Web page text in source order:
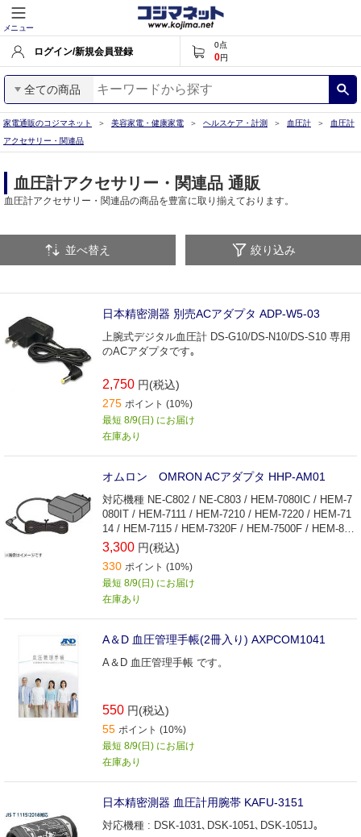
メニュー
ログイン/新規会員登録
0点
0円
全ての商品
家電通販のコジマネット 美容家電・健康家電 ヘルスケア・計測 血圧計
血圧計
アクセサリー・関連品
血圧計アクセサリー・関連品 通販
血圧計アクセサリー・関連品の商品を豊富に取り揃えております。
並べ替え 絞り込み
日本精密測器 別売ACアダプタ ADP-W5-03
上腕式デジタル血圧計 DS-G10/DS-N10/DS-S10 専用
のACアダプタです｡
2,750 円(税込)
275 ポイント (10%)
最短 8/9(日) にお届け
在庫あり
オムロン OMRON ACアダプタ HHP-AM01
対応機種 NE-C802 / NE-C803 / HEM-7080IC / HEM-7
080IT / HEM-7111 / HEM-7210 / HEM-7220 / HEM-71
14 / HEM-7115 / HEM-7320F / HEM-7500F / HEM-873
1 / HEM-7132 / HEM-8713 / HEM-7130 / HEM-7131 /
HEM-7120 / HEM-7121 / HEM-7130-HP / HEM-8712 /
HEM-7122 / HEM-7324C / HEM-7280C / HEM-7270C /
HEM-7133 / HEM-7123 / HEM-7134 / HEM-7510C / H
EM-7271T / HEM-7281T / HEM-7325T / HEM-7511T /
02T / HV-F710-S / HV-F710-M / HV-F971-S / HV-F971-
M / HCR-7006 / HCR-7101 / HCR-7102 / HCR-7104 / H
7501T / HCR-7201 / HCR-7202 / HCR-720K / HCR-710
6 / HCR-7407 / HEM-9700T / HEM-7126 / HEM-7127 /
HCR-7206T2 / HEM-7128-J3 / HCR-7612T2 / HCR-761
AT2 / HCR-7711T2 / HCR-7712T2 / HEM-8711-AW / H
CR-7308T2 / HCR-7206T2 / HV-F601T1 / HV-F601T1-
3,300 円(税込)
330 ポイント (10%)
最短 8/9(日) にお届け
在庫あり
A＆D 血圧管理手帳(2冊入り) AXPCOM1041
A＆D 血圧管理手帳 です。
550 円(税込)
55 ポイント (10%)
最短 8/9(日) にお届け
在庫あり
日本精密測器 血圧計用腕帯 KAFU-3151
対応機種 : DSK-1031､DSK-1051､DSK-1051J｡